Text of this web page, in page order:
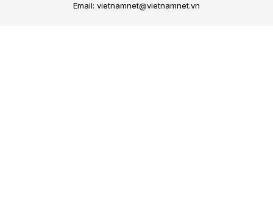
Email: vietnamnet@vietnamnet.vn